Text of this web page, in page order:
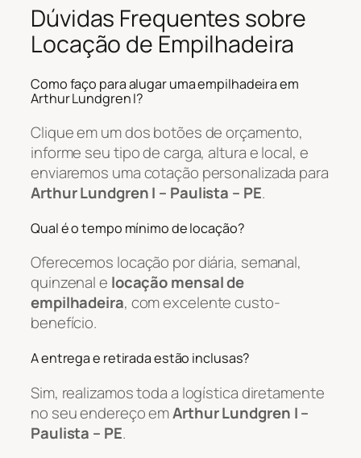
Dúvidas Frequentes sobre
Locação de Empilhadeira
Como faço para alugar uma empilhadeira em
Arthur Lundgren I?
Clique em um dos botões de orçamento,
informe seu tipo de carga, altura e local, e
enviaremos uma cotação personalizada para
Arthur Lundgren I – Paulista – PE.
Qual é o tempo mínimo de locação?
Oferecemos locação por diária, semanal,
quinzenal e locação mensal de
empilhadeira, com excelente custo-
benefício.
A entrega e retirada estão inclusas?
Sim, realizamos toda a logística diretamente
no seu endereço emArthur Lundgren I –
Paulista – PE.